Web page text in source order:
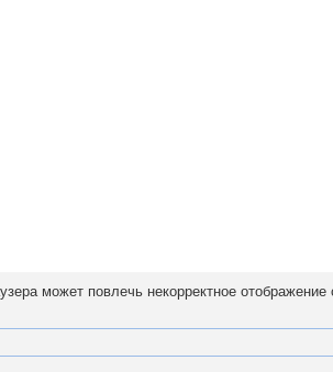
может повлечь некорректное